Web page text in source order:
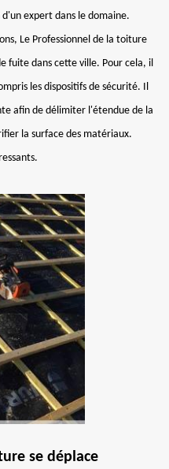
expert dans le domaine.
Le Professionnel de la toiture
fuite dans cette ville. Pour cela, il
les dispositifs de sécurité. Il
afin de délimiter l'étendue de la
la surface des matériaux.
se déplace